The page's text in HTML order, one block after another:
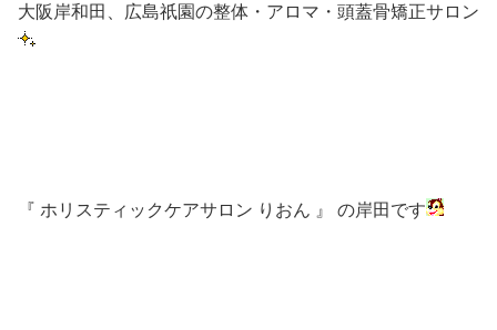
大阪岸和田、広島祇園の整体・アロマ・頭蓋骨矯正サロン
『 ホリスティックケアサロン りおん 』 の岸田です